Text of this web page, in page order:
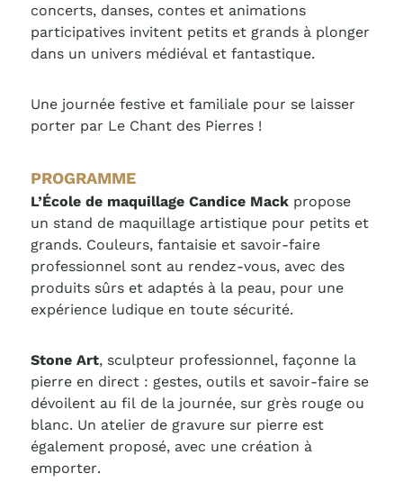
concerts, danses, contes et animations
participatives invitent petits et grands à plonger
dans un univers médiéval et fantastique.
Une journée festive et familiale pour se laisser
porter par Le Chant des Pierres !
PROGRAMME
L’École de maquillage Candice Mackpropose
un stand de maquillage artistique pour petits et
grands. Couleurs, fantaisie et savoir-faire
professionnel sont au rendez-vous, avec des
produits sûrs et adaptés à la peau, pour une
expérience ludique en toute sécurité.
Stone Art, sculpteur professionnel, façonne la
pierre en direct : gestes, outils et savoir-faire se
dévoilent au fil de la journée, sur grès rouge ou
blanc. Un atelier de gravure sur pierre est
également proposé, avec une création à
emporter.